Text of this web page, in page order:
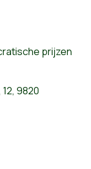
prijzen
9820